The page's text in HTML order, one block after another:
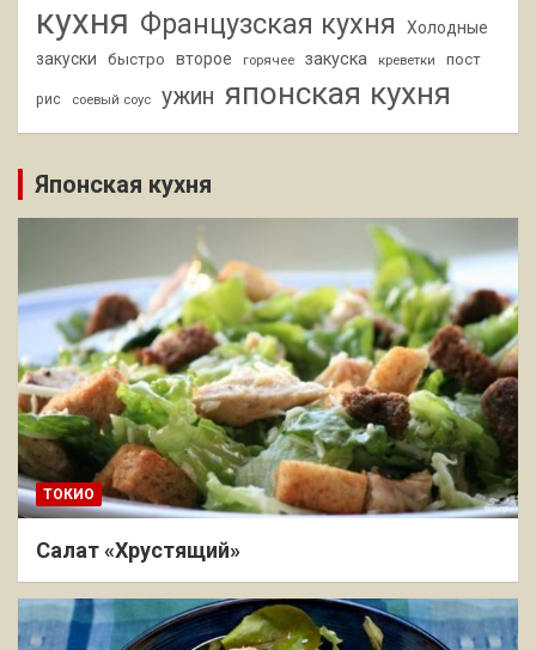
кухня Французская кухня
Холодные
закуски
быстро второе горячее закуска креветки пост
рис соевый соус ужин японская кухня
Японская кухня
ТОКИО
Салат «Хрустящий»